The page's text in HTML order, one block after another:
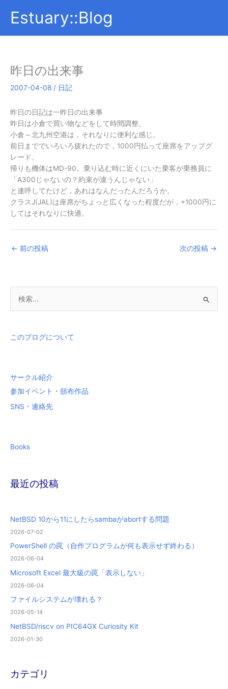
Estuary::Blog
昨日の出来事
2007-04-08 / 日記
昨日の日記は一昨日の出来事
昨日は小倉で買い物などをして時間調整。
小倉～北九州空港は，それなりに便利な感じ。
前日まででいろいろ疲れたので，1000円払って座席をアップグ
レード。
帰りも機体はMD-90。乗り込む時に近くにいた乗客が乗務員に
「A300じゃないの？約束が違うんじゃない」
と連呼してたけど，あれはなんだったんだろうか。
クラスJ(JAL)は座席がちょっと広くなった程度だが，+1000円に
してはそれなりに快適。
← 前の投稿 次の投稿 →
象
このブログについて
サークル紹介
参加イベント・頒布作品
SNS・連絡先
Books
最近の投稿
NetBSD 10から11にしたらsambaがabortする問題
2026-07-02
PowerShell の罠（自作プログラムが何も表示せず終わる）
2026-06-04
Microsoft Excel 最大級の罠「表示しない」
2026-06-04
ファイルシステムが壊れる？
2026-05-14
NetBSD/riscv on PIC64GX Curiosity Kit
2026-01-30
カテゴリ